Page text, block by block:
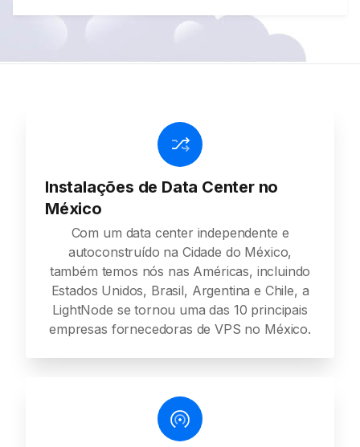
Instalações de Data Center no
México
Com um data center independente e
autoconstruído na Cidade do México,
também temos nós nas Américas, incluindo
Estados Unidos, Brasil, Argentina e Chile, a
LightNode se tornou uma das 10 principais
empresas fornecedoras de VPS no México.